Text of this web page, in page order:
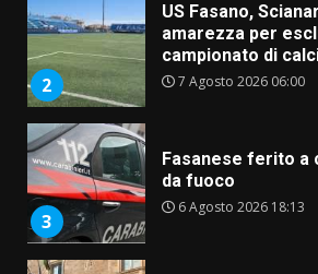
2
US Fasano,
amarezza per
campionato di
7 Agosto 2026 06:00
3
Fasanese ferito a
da fuoco
6 Agosto 2026 18:13